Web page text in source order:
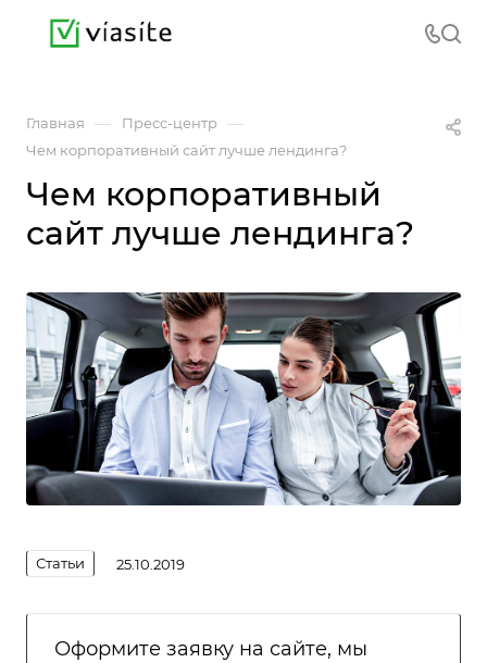
Главная — Пресс-центр —
Чем корпоративный сайт лучше лендинга?
Чем корпоративный
сайт лучше лендинга?
Статьи 25.10.2019
Оформите заявку на сайте, мы